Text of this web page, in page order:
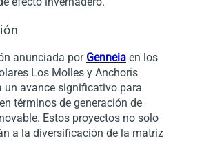
anunciada por Genneia en los
Los Molles y Anchoris
un avance significativo para
términos de generación de
Estos proyectos no solo
a la diversificación de la matriz